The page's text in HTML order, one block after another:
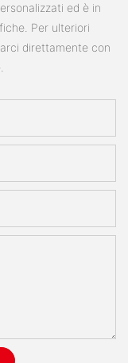
ed è in
Per ulteriori
direttamente con